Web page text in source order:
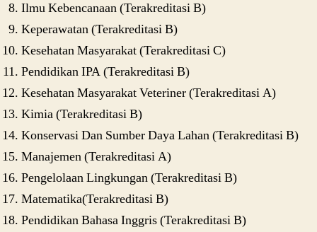
Ilmu Kebencanaan (Terakreditasi B)
Keperawatan (Terakreditasi B)
Kesehatan Masyarakat (Terakreditasi C)
Pendidikan IPA (Terakreditasi B)
Kesehatan Masyarakat Veteriner (Terakreditasi A)
Kimia (Terakreditasi B)
Konservasi Dan Sumber Daya Lahan (Terakreditasi B)
Manajemen (Terakreditasi A)
Pengelolaan Lingkungan (Terakreditasi B)
Matematika(Terakreditasi B)
Pendidikan Bahasa Inggris (Terakreditasi B)